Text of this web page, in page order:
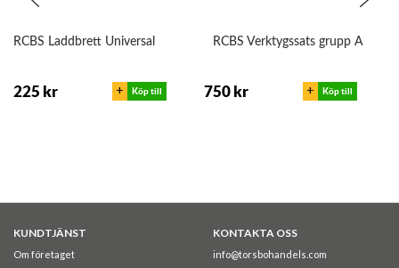
RCBS Laddbrett Universal
225 kr + Köp till
RCBS Verktygssats grupp A
750 kr + Köp till
KUNDTJÄNST
Om företaget
KONTAKTA OSS
info@torsbohandels.com